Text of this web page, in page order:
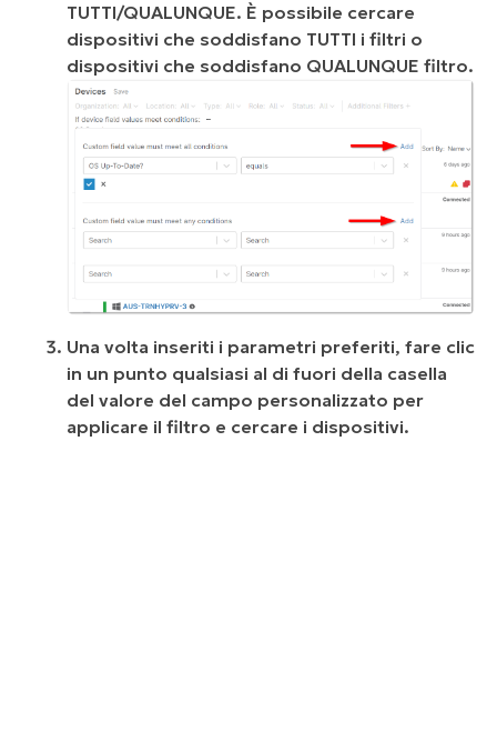
TUTTI/QUALUNQUE. È possibile cercare
dispositivi che soddisfano TUTTI i filtri o
dispositivi che soddisfano QUALUNQUE filtro.
Una volta inseriti i parametri preferiti, fare clic
in un punto qualsiasi al di fuori della casella
del valore del campo personalizzato per
applicare il filtro e cercare i dispositivi.